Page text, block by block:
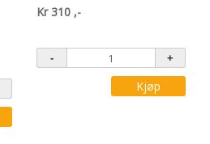
Kr310 ,-
Kjøp